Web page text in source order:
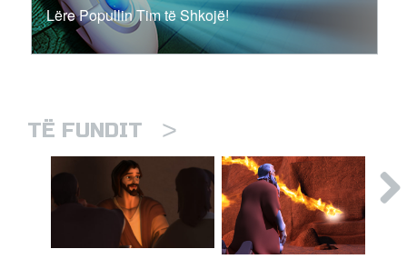
Lëre Popullin Tim të Shkojë!
TË FUNDIT >